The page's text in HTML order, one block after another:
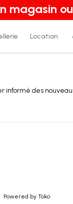
magasin
Location
informé des
Powered by Toko